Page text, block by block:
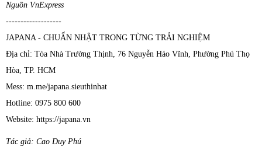
Nguồn VnExpress
-------------------
JAPANA - CHUẨN NHẬT TRONG TỪNG TRẢI NGHIỆM
Địa chỉ: Tòa Nhà Trường Thịnh, 76 Nguyễn Háo Vĩnh, Phường Phú Thọ
Hòa, TP. HCM
Mess: m.me/japana.sieuthinhat
Hotline: 0975 800 600
Website: https://japana.vn
Tác giả: Cao Duy Phú